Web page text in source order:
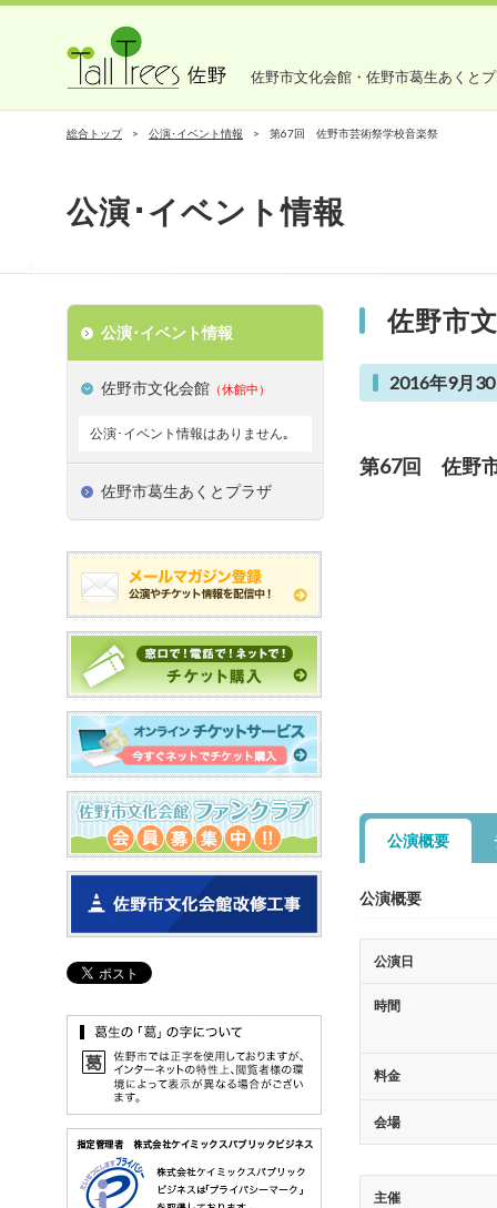
佐野市文化会館・佐野市葛生あくと
総合トップ 公演･イベント情報 第67回 佐野市芸術祭学校音楽祭
公演･イベント情報
佐野市
2016年9月
第67回 佐野
公演概要
公演概要
公演日
時間
料金
会場
主催
公演･イベント情報
佐野市文化会館 （休館中）
公演･イベント情報はありません｡
佐野市葛生あくとプラザ